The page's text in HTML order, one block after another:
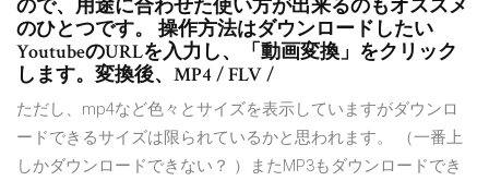
ので、用途に合わせた使い方が出来るのもオススメ
のひとつです。 操作方法はダウンロードしたい
YoutubeのURLを入力し、「動画変換」をクリック
します。変換後、MP4 / FLV /
ただし、mp4など色々とサイズを表示していますがダウンロ
ードできるサイズは限られているかと思われます。 （一番上
しかダウンロードできない？ ）またMP3もダウンロードでき